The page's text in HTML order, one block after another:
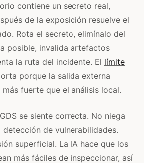
contiene un secreto real,
de la exposición resuelve el
Rota el secreto, elimínalo del
posible, invalida artefactos
la ruta del incidente. El límite
porque la salida externa
más fuerte que el análisis local.
se siente correcta. No niega
detección de vulnerabilidades.
superficial. La IA hace que los
más fáciles de inspeccionar, así